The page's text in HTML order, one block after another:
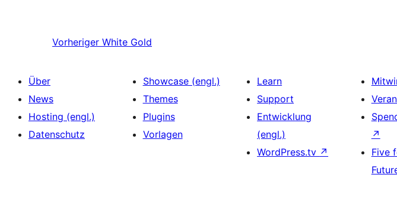
Vorheriger White Gold
Über
News
Hosting (engl.)
Datenschutz
Showcase (engl.)
Themes
Plugins
Vorlagen
Learn
Support
Entwicklung
(engl.)
WordPress.tv ↗
↗
Five